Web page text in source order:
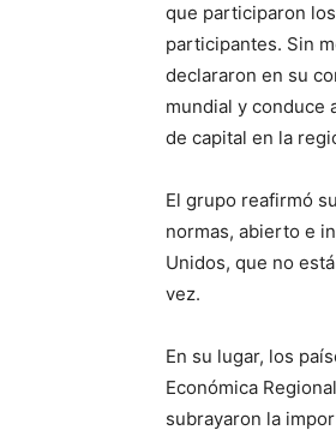
que participaron
participantes. Sin
declararon en su
mundial y conduce
de capital en la
El grupo reafirmó
normas, abierto e
Unidos, que no
vez.
En su lugar, los
Económica
subrayaron la